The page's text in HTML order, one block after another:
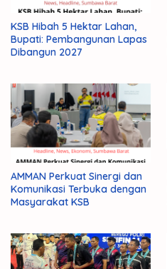
KSB Hibah 5 Hektar Lahan,
Bupati: Pembangunan Lapas
Dibangun 2027
AMMAN Perkuat Sinergi dan
Komunikasi Terbuka dengan
Masyarakat KSB